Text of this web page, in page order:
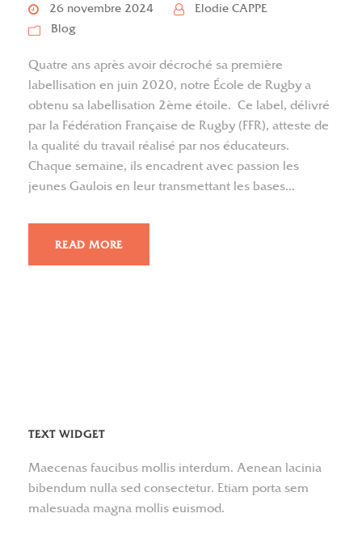
26 novembre 2024
Elodie CAPPE
Blog
Quatre ans après avoir décroché sa première
labellisation en juin 2020, notre École de Rugby a
obtenu sa labellisation 2ème étoile. Ce label, délivré
par la Fédération Française de Rugby (FFR), atteste de
la qualité du travail réalisé par nos éducateurs.
Chaque semaine, ils encadrent avec passion les
jeunes Gaulois en leur transmettant les bases...
READ MORE
TEXT WIDGET
Maecenas faucibus mollis interdum. Aenean lacinia
bibendum nulla sed consectetur. Etiam porta sem
malesuada magna mollis euismod.